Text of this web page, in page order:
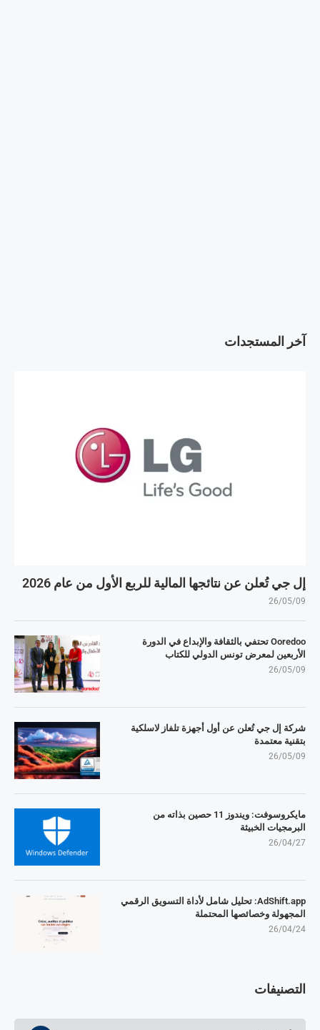
آخر المستجدات
إل جي تُعلن عن نتائجها المالية للربع الأول من عام 2026
26/05/09
Ooredoo تحتفي بالثقافة والإبداع في الدورة
الأربعين لمعرض تونس الدولي للكتاب
26/05/09
شركة إل جي تُعلن عن أول أجهزة تلفاز لاسلكية
بتقنية معتمدة
26/05/09
مايكروسوفت: ويندوز 11 حصين بذاته من
البرمجيات الخبيثة
26/04/27
AdShift.app: تحليل شامل لأداة التسويق الرقمي
المجهولة وخصائصها المحتملة
26/04/24
التصنيفات